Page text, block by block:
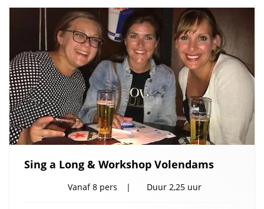
Sing a Long & Workshop Volendams
Vanaf8 pers Duur 2,25 uur